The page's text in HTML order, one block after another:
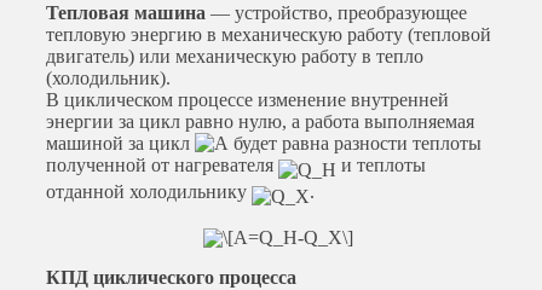
Тепловая машина — устройство, преобразующее
тепловую энергию в механическую работу (тепловой
двигатель) или механическую работу в тепло
(холодильник).
В циклическом процессе изменение внутренней
энергии за цикл равно нулю, а работа выполняемая
машиной за цикл
будет равна разности теплоты
полученной от нагревателя
и теплоты
отданной холодильнику
.
КПД циклического процесса